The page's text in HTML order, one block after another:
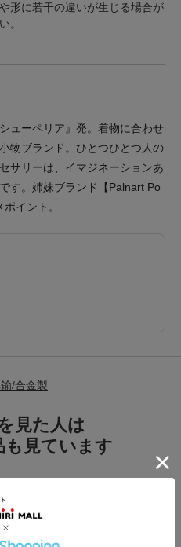
形に若干の違いが生じる場合が
。
ューペリア』発。着物に合わせ
物ブランド。ひとつひとつ人の
サリーは、イマジネーションあ
す。姉妹ブランド【Palnart Po
イント。
/合金製
見た人は
も見ています
項
ら30日以内であれば返品可能です。